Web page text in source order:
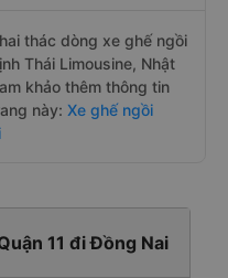
thác dòng xe ghế ngồi
Thái Limousine, Nhật
khảo thêm thông tin
này: Xe ghế ngồi
11 đi Đồng Nai